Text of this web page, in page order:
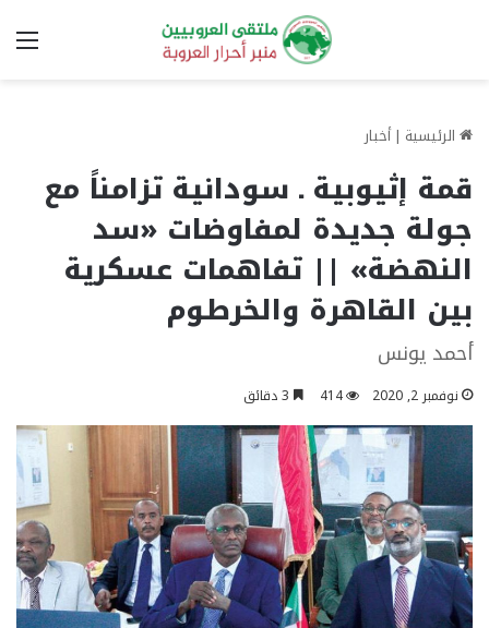
الرئيسية | أخبار
قمة إثيوبية ـ سودانية تزامناً مع
جولة جديدة لمفاوضات «سد
النهضة» || تفاهمات عسكرية
بين القاهرة والخرطوم
أحمد يونس
نوفمبر 2, 2020 414